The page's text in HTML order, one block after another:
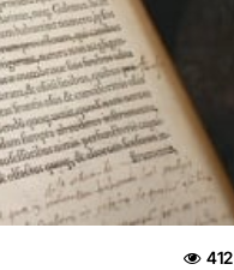
412